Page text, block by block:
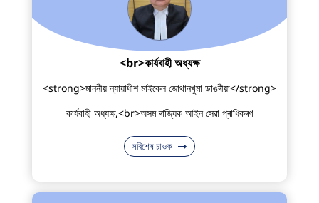
<br>কাৰ্যবাহী অধ্যক্ষ
<strong>মাননীয় ন্যায়াধীশ মাইকেল জোথানখুমা ডাঙৰীয়া</strong>
কাৰ্যবাহী অধ্যক্ষ,<br>অসম ৰাজ্যিক আইন সেৱা প্ৰাধিকৰণ
সবিশেষ চাওক